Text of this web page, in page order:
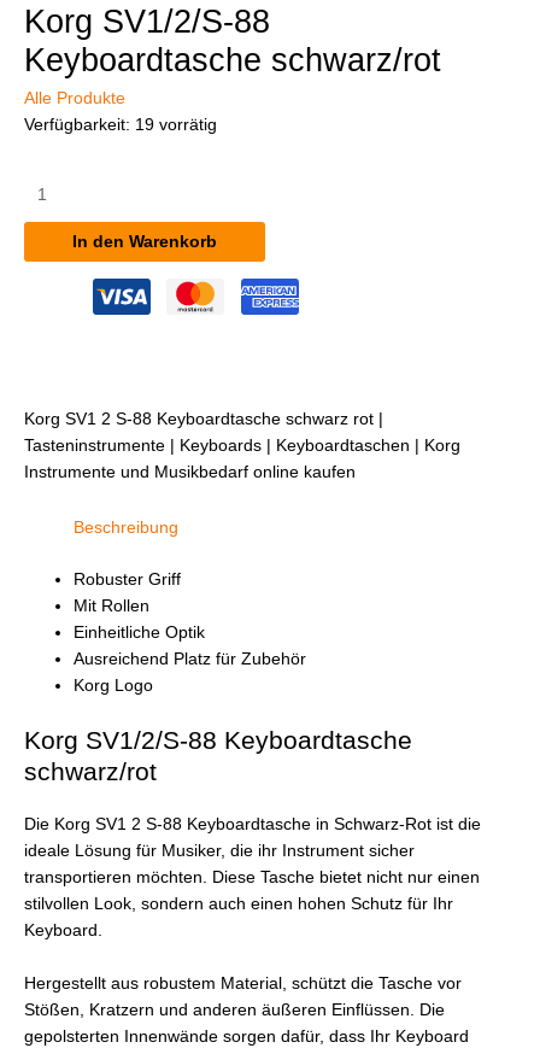
Korg SV1/2/S-88
Keyboardtasche schwarz/rot
Alle Produkte
Verfügbarkeit: 19 vorrätig
SV1/2/S-
Keyboardtasche
schwarz/rot
In den Warenkorb
Korg SV1 2 S-88 Keyboardtasche schwarz rot |
Tasteninstrumente | Keyboards | Keyboardtaschen | Korg
Instrumente und Musikbedarf online kaufen
Beschreibung
Robuster Griff
Mit Rollen
Einheitliche Optik
Ausreichend Platz für Zubehör
Korg Logo
Korg SV1/2/S-88 Keyboardtasche
schwarz/rot
Die Korg SV1 2 S-88 Keyboardtasche in Schwarz-Rot ist die
ideale Lösung für Musiker, die ihr Instrument sicher
transportieren möchten. Diese Tasche bietet nicht nur einen
stilvollen Look, sondern auch einen hohen Schutz für Ihr
Keyboard.
Hergestellt aus robustem Material, schützt die Tasche vor
Stößen, Kratzern und anderen äußeren Einflüssen. Die
gepolsterten Innenwände sorgen dafür, dass Ihr Keyboard